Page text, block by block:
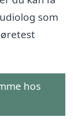
som
hos